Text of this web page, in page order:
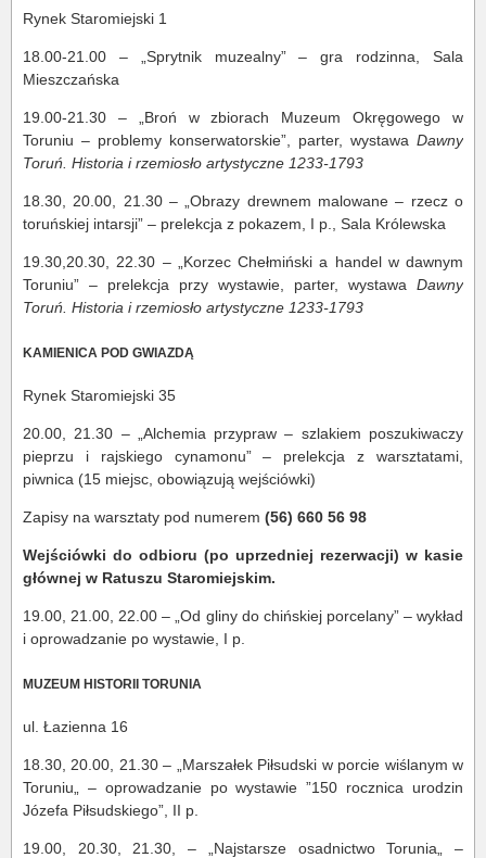
Rynek Staromiejski 1
18.00-21.00 – „Sprytnik muzealny” – gra rodzinna, Sala
Mieszczańska
19.00-21.30 – „Broń w zbiorach Muzeum Okręgowego w
Toruniu – problemy konserwatorskie”, parter, wystawa Dawny
Toruń. Historia i rzemiosło artystyczne 1233-1793
18.30, 20.00, 21.30 – „Obrazy drewnem malowane – rzecz o
toruńskiej intarsji” – prelekcja z pokazem, I p., Sala Królewska
19.30,20.30, 22.30 – „Korzec Chełmiński a handel w dawnym
Toruniu” – prelekcja przy wystawie, parter, wystawa Dawny
Toruń. Historia i rzemiosło artystyczne 1233-1793
KAMIENICA POD GWIAZDĄ
Rynek Staromiejski 35
20.00, 21.30 – „Alchemia przypraw – szlakiem poszukiwaczy
pieprzu i rajskiego cynamonu” – prelekcja z warsztatami,
piwnica (15 miejsc, obowiązują wejściówki)
Zapisy na warsztaty pod numerem (56) 660 56 98
Wejściówki do odbioru (po uprzedniej rezerwacji) w kasie
głównej w Ratuszu Staromiejskim.
19.00, 21.00, 22.00 – „Od gliny do chińskiej porcelany” – wykład
i oprowadzanie po wystawie, I p.
MUZEUM HISTORII TORUNIA
ul. Łazienna 16
18.30, 20.00, 21.30 – „Marszałek Piłsudski w porcie wiślanym w
Toruniu„ – oprowadzanie po wystawie ”150 rocznica urodzin
Józefa Piłsudskiego”, II p.
19.00, 20.30, 21.30, – „Najstarsze osadnictwo Torunia„ –